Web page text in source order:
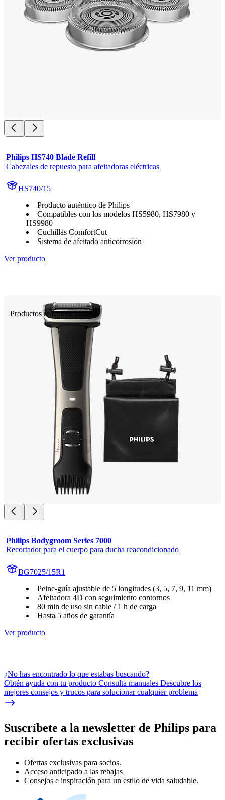
Philips HS740 Blade Refill
Cabezales de repuesto para afeitadoras eléctricas
HS740/15
Producto auténtico de Philips
Compatibles con los modelos HS5980, HS7980 y
HS9980
Cuchillas ComfortCut
Sistema de afeitado anticorrosión
Ver producto
Productos reacondicionados
Philips Bodygroom Series 7000
Recortador para el cuerpo para ducha reacondicionado
BG7025/15R1
Peine-guía ajustable de 5 longitudes (3, 5, 7, 9, 11 mm)
Afeitadora 4D con seguimiento contornos
80 min de uso sin cable / 1 h de carga
Hasta 5 años de garantía
Ver producto
¿No has encontrado lo que estabas buscando?
Obtén ayuda con tu producto Consulta manuales Descubre los
mejores consejos y trucos para solucionar cualquier problema
Suscríbete a la newsletter de Philips para
recibir ofertas exclusivas
Ofertas exclusivas para socios.
Acceso anticipado a las rebajas
Consejos e inspiración para un estilo de vida saludable.